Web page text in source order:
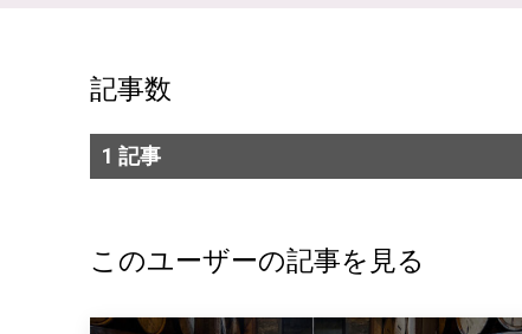
記事数
1 記事
このユーザーの記事を見る